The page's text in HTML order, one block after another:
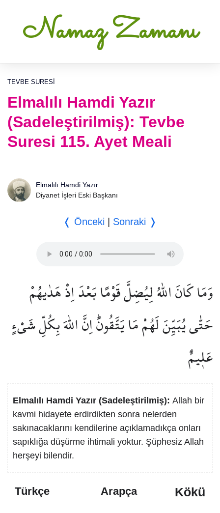
Namaz Zamanı
TEVBE SURESI
Elmalılı Hamdi Yazır
(Sadeleştirilmiş): Tevbe
Suresi 115. Ayet Meali
Elmalılı Hamdi Yazır
Diyanet İşleri Eski Başkanı
❬ Önceki Sonraki ❭
وَمَا كَانَ اللّٰهُ لِيُضِلَّ قَوْمًا بَعْدَ اِذْ هَدٰيهُمْ
حَتّٰى يُبَيِّنَ لَهُمْ مَا يَتَّقُونَۜ اِنَّ اللّٰهَ بِكُلِّ شَيْءٍ
عَل۪يمٌ
Elmalılı Hamdi Yazır (Sadeleştirilmiş): Allah bir
kavmi hidayete erdirdikten sonra nelerden
sakınacaklarını kendilerine açıklamadıkça onları
sapıklığa düşürme ihtimali yoktur. Şüphesiz Allah
herşeyi bilendir.
Türkçe Arapça
Kökü